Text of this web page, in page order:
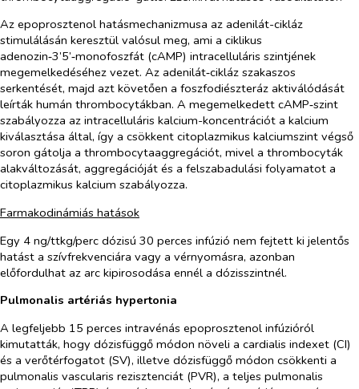
Az epoprosztenol hatásmechanizmusa az adenilát-cikláz
stimulálásán keresztül valósul meg, ami a ciklikus
adenozin‑3’5’‑monofoszfát (cAMP) intracelluláris szintjének
megemelkedéséhez vezet. Az adenilát‑cikláz szakaszos
serkentését, majd azt követően a foszfodiészteráz aktiválódását
leírták humán thrombocytákban. A megemelkedett cAMP‑szint
szabályozza az intracelluláris kalcium-koncentrációt a kalcium
kiválasztása által, így a csökkent citoplazmikus kalciumszint végső
soron gátolja a thrombocytaaggregációt, mivel a thrombocyták
alakváltozását, aggregációját és a felszabadulási folyamatot a
citoplazmikus kalcium szabályozza.
Farmakodinámiás hatások
Egy 4 ng/ttkg/perc dózisú 30 perces infúzió nem fejtett ki jelentős
hatást a szívfrekvenciára vagy a vérnyomásra, azonban
előfordulhat az arc kipirosodása ennél a dózisszintnél.
Pulmonalis artériás hypertonia
A legfeljebb 15 perces intravénás epoprosztenol infúzióról
kimutatták, hogy dózisfüggő módon növeli a cardialis indexet (CI)
és a verőtérfogatot (SV), illetve dózisfüggő módon csökkenti a
pulmonalis vascularis rezisztenciát (PVR), a teljes pulmonalis